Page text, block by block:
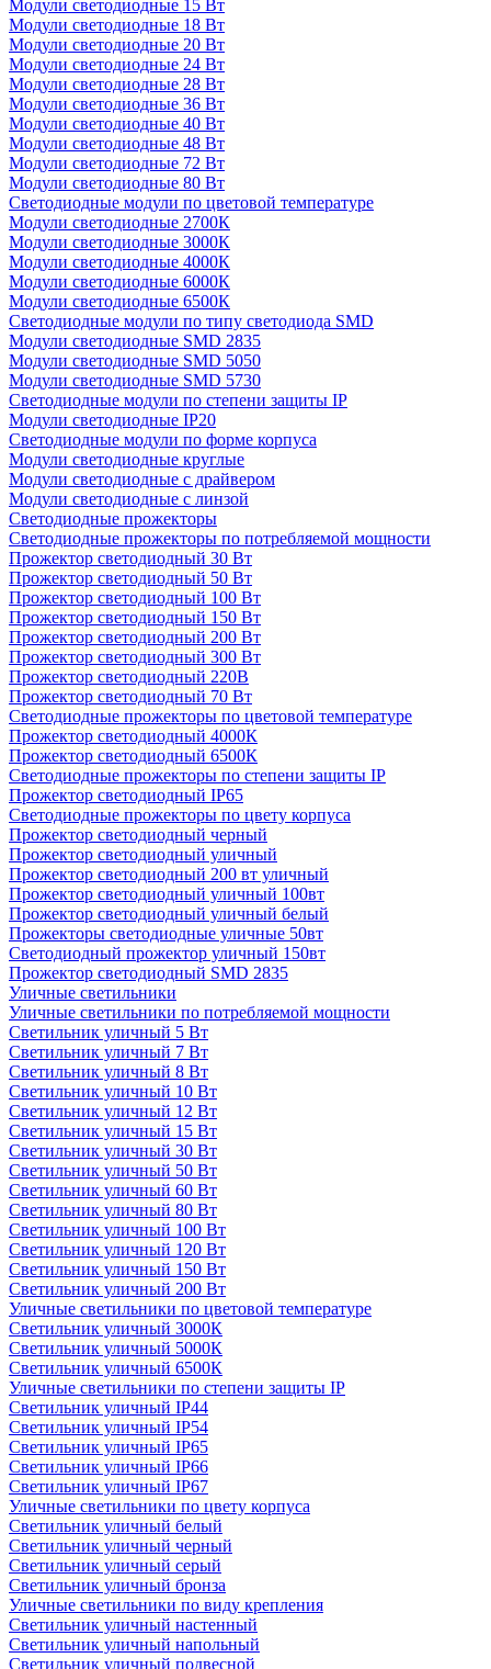
Модули светодиодные 15 Вт
Модули светодиодные 18 Вт
Модули светодиодные 20 Вт
Модули светодиодные 24 Вт
Модули светодиодные 28 Вт
Модули светодиодные 36 Вт
Модули светодиодные 40 Вт
Модули светодиодные 48 Вт
Модули светодиодные 72 Вт
Модули светодиодные 80 Вт
Светодиодные модули по цветовой температуре
Модули светодиодные 2700К
Модули светодиодные 3000К
Модули светодиодные 4000К
Модули светодиодные 6000К
Модули светодиодные 6500К
Светодиодные модули по типу светодиода SMD
Модули светодиодные SMD 2835
Модули светодиодные SMD 5050
Модули светодиодные SMD 5730
Светодиодные модули по степени защиты IP
Модули светодиодные IP20
Светодиодные модули по форме корпуса
Модули светодиодные круглые
Модули светодиодные с драйвером
Модули светодиодные с линзой
Светодиодные прожекторы
Светодиодные прожекторы по потребляемой мощности
Прожектор светодиодный 30 Вт
Прожектор светодиодный 50 Вт
Прожектор светодиодный 100 Вт
Прожектор светодиодный 150 Вт
Прожектор светодиодный 200 Вт
Прожектор светодиодный 300 Вт
Прожектор светодиодный 220В
Прожектор светодиодный 70 Вт
Светодиодные прожекторы по цветовой температуре
Прожектор светодиодный 4000К
Прожектор светодиодный 6500К
Светодиодные прожекторы по степени защиты IP
Прожектор светодиодный IP65
Светодиодные прожекторы по цвету корпуса
Прожектор светодиодный черный
Прожектор светодиодный уличный
Прожектор светодиодный 200 вт уличный
Прожектор светодиодный уличный 100вт
Прожектор светодиодный уличный белый
Прожекторы светодиодные уличные 50вт
Светодиодный прожектор уличный 150вт
Прожектор светодиодный SMD 2835
Уличные светильники
Уличные светильники по потребляемой мощности
Светильник уличный 5 Вт
Светильник уличный 7 Вт
Светильник уличный 8 Вт
Светильник уличный 10 Вт
Светильник уличный 12 Вт
Светильник уличный 15 Вт
Светильник уличный 30 Вт
Светильник уличный 50 Вт
Светильник уличный 60 Вт
Светильник уличный 80 Вт
Светильник уличный 100 Вт
Светильник уличный 120 Вт
Светильник уличный 150 Вт
Светильник уличный 200 Вт
Уличные светильники по цветовой температуре
Cветильник уличный 3000К
Cветильник уличный 5000К
Cветильник уличный 6500К
Уличные светильники по степени защиты IP
Светильник уличный IP44
Светильник уличный IP54
Светильник уличный IP65
Светильник уличный IP66
Светильник уличный IP67
Уличные светильники по цвету корпуса
Светильник уличный белый
Светильник уличный черный
Светильник уличный серый
Светильник уличный бронза
Уличные светильники по виду крепления
Светильник уличный настенный
Светильник уличный напольный
Светильник уличный подвесной